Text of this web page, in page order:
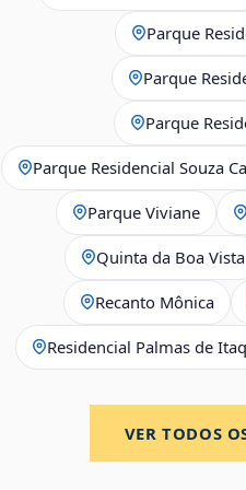
Parque
Parque
Parque
Parque Residencial Souza
Parque Viviane
Quinta da Boa Vista
Recanto Mônica
Residencial Palmas de
VER TODOS